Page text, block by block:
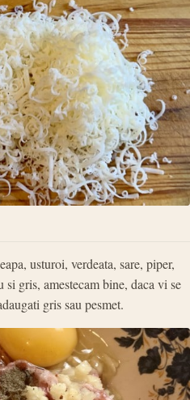
usturoi, verdeata, sare, piper,
gris, amestecam bine, daca vi se
gris sau pesmet.